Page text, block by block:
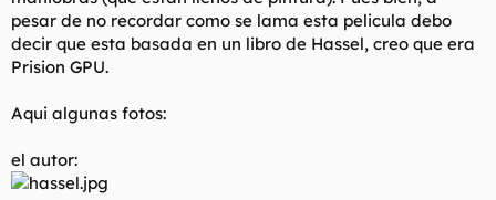
pesar de no recordar como se lama esta pelicula debo
decir que esta basada en un libro de Hassel, creo que era
Prision GPU.
Aqui algunas fotos:
el autor: